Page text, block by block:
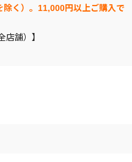
除く）。11,000円以上ご購入で
店舗）】